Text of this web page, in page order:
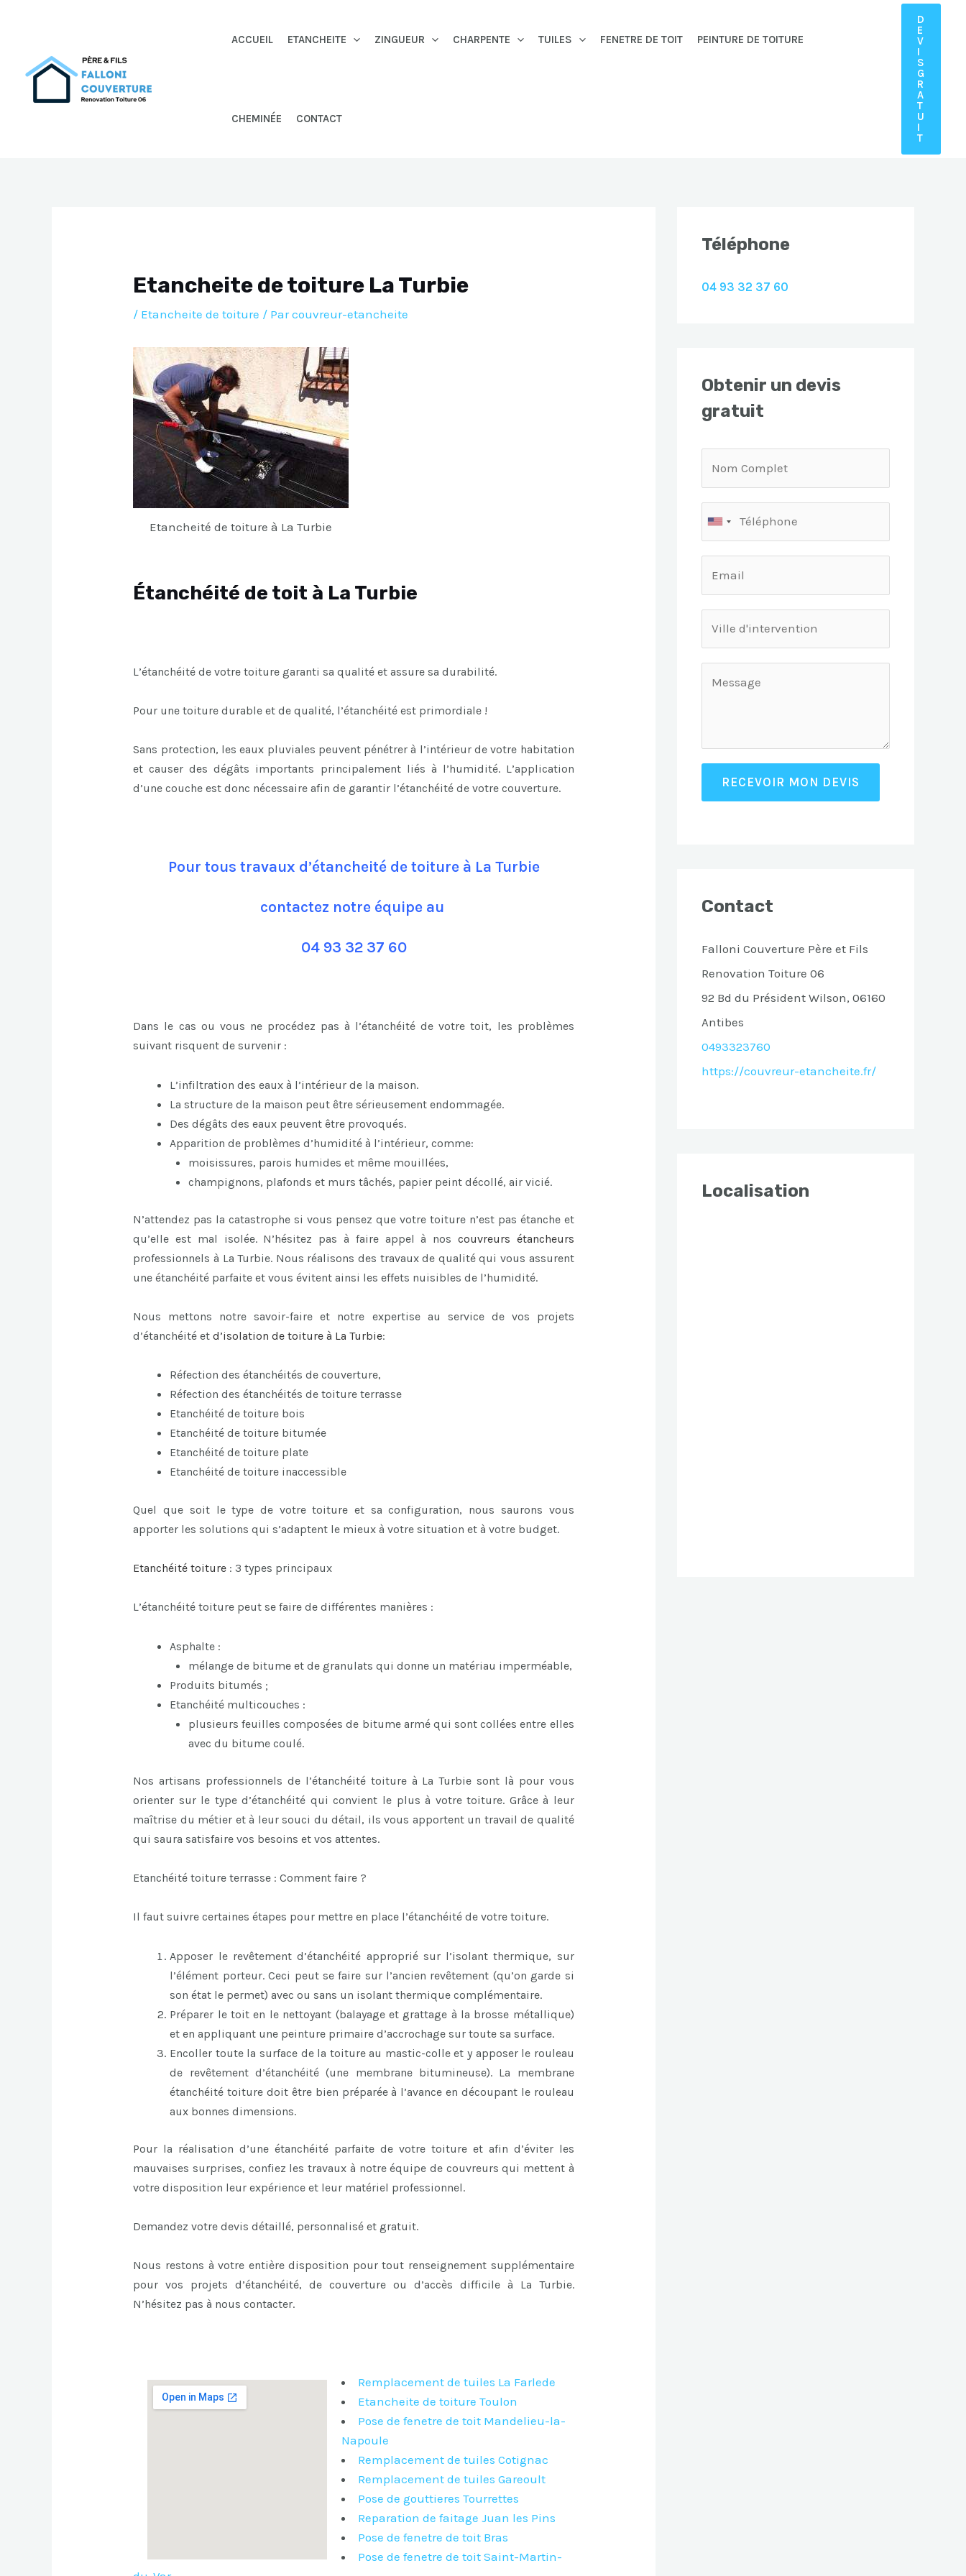
ACCUEIL ETANCHEITE ZINGUEUR CHARPENTE TUILES FENETRE DE TOIT PEINTURE DE TOITURE
CHEMINÉE CONTACT
D
E
V
I
S
G
R
A
T
U
I
T
Etancheite de toiture La Turbie
/ Etancheite de toiture / Parcouvreur-etancheite
Etancheité de toiture à La Turbie
Étanchéité de toit à La Turbie
L’étanchéité de votre toiture garanti sa qualité et assure sa durabilité.
Pour une toiture durable et de qualité, l’étanchéité est primordiale !
Sans protection, les eaux pluviales peuvent pénétrer à l’intérieur de votre habitation
et causer des dégâts importants principalement liés à l’humidité. L’application
d’une couche est donc nécessaire afin de garantir l’étanchéité de votre couverture.
Pour tous travaux d’étancheité de toiture à La Turbie
contactez notre équipe au
04 93 32 37 60
Dans le cas ou vous ne procédez pas à l’étanchéité de votre toit, les problèmes
suivant risquent de survenir :
L’infiltration des eaux à l’intérieur de la maison.
La structure de la maison peut être sérieusement endommagée.
Des dégâts des eaux peuvent être provoqués.
Apparition de problèmes d’humidité à l’intérieur, comme:
moisissures, parois humides et même mouillées,
champignons, plafonds et murs tâchés, papier peint décollé, air vicié.
N’attendez pas la catastrophe si vous pensez que votre toiture n’est pas étanche et
qu’elle est mal isolée. N’hésitez pas à faire appel à nos couvreurs étancheurs
professionnels à La Turbie. Nous réalisons des travaux de qualité qui vous assurent
une étanchéité parfaite et vous évitent ainsi les effets nuisibles de l’humidité.
Nous mettons notre savoir-faire et notre expertise au service de vos projets
d’étanchéité etd’isolation de toiture à La Turbie:
Réfection des étanchéités de couverture,
Réfection des étanchéités de toiture terrasse
Etanchéité de toiture bois
Etanchéité de toiture bitumée
Etanchéité de toiture plate
Etanchéité de toiture inaccessible
Quel que soit le type de votre toiture et sa configuration, nous saurons vous
apporter les solutions qui s’adaptent le mieux à votre situation et à votre budget.
Etanchéité toiture : 3 types principaux
L’étanchéité toiture peut se faire de différentes manières :
Asphalte :
mélange de bitume et de granulats qui donne un matériau imperméable,
Produits bitumés ;
Etanchéité multicouches :
plusieurs feuilles composées de bitume armé qui sont collées entre elles
avec du bitume coulé.
Nos artisans professionnels de l’étanchéité toiture à La Turbie sont là pour vous
orienter sur le type d’étanchéité qui convient le plus à votre toiture. Grâce à leur
maîtrise du métier et à leur souci du détail, ils vous apportent un travail de qualité
qui saura satisfaire vos besoins et vos attentes.
Etanchéité toiture terrasse : Comment faire ?
Il faut suivre certaines étapes pour mettre en place l’étanchéité de votre toiture.
Apposer le revêtement d’étanchéité approprié sur l’isolant thermique, sur
l’élément porteur. Ceci peut se faire sur l’ancien revêtement (qu’on garde si
son état le permet) avec ou sans un isolant thermique complémentaire.
Préparer le toit en le nettoyant (balayage et grattage à la brosse métallique)
et en appliquant une peinture primaire d’accrochage sur toute sa surface.
Encoller toute la surface de la toiture au mastic-colle et y apposer le rouleau
de revêtement d’étanchéité (une membrane bitumineuse). La membrane
étanchéité toiture doit être bien préparée à l’avance en découpant le rouleau
aux bonnes dimensions.
Pour la réalisation d’une étanchéité parfaite de votre toiture et afin d’éviter les
mauvaises surprises, confiez les travaux à notre équipe de couvreurs qui mettent à
votre disposition leur expérience et leur matériel professionnel.
Demandez votre devis détaillé, personnalisé et gratuit.
Nous restons à votre entière disposition pour tout renseignement supplémentaire
pour vos projets d’étanchéité, de couverture ou d’accès difficile à La Turbie.
N’hésitez pas à nous contacter.
Remplacement de tuiles La Farlede
Etancheite de toiture Toulon
Pose de fenetre de toit Mandelieu-la-
Napoule
Remplacement de tuiles Cotignac
Remplacement de tuiles Gareoult
Pose de gouttieres Tourrettes
Reparation de faitage Juan les Pins
Pose de fenetre de toit Bras
Pose de fenetre de toit Saint-Martin-
Téléphone
04 93 32 37 60
Obtenir un devis
gratuit
RECEVOIR MON DEVIS
Contact
Falloni Couverture Père et Fils
Renovation Toiture 06
92 Bd du Président Wilson, 06160
Antibes
0493323760
https://couvreur-etancheite.fr/
Localisation